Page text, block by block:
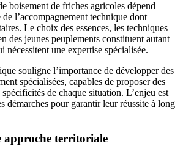
boisement de friches agricoles dépend
l’accompagnement technique dont
Le choix des essences, les techniques
des jeunes peuplements constituent autant
nécessitent une expertise spécialisée.
souligne l’importance de développer des
spécialisées, capables de proposer des
de chaque situation. L’enjeu est
démarches pour garantir leur réussite à long
approche territoriale